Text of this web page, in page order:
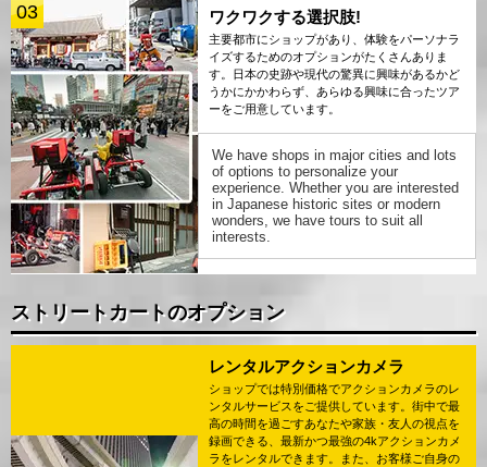
03 ワクワクする選択肢!
主要都市にショップがあり、体験をパーソナラ
イズするためのオプションがたくさんありま
す。日本の史跡や現代の驚異に興味があるかど
うかにかかわらず、あらゆる興味に合ったツア
ーをご用意しています。
We have shops in major cities and lots
of options to personalize your
experience. Whether you are interested
in Japanese historic sites or modern
wonders, we have tours to suit all
interests.
ストリートカートのオプション
レンタルアクションカメラ
ショップでは特別価格でアクションカメラのレ
ンタルサービスをご提供しています。街中で最
高の時間を過ごすあなたや家族・友人の視点を
録画できる、最新かつ最強の4kアクションカメ
ラをレンタルできます。また、お客様ご自身の